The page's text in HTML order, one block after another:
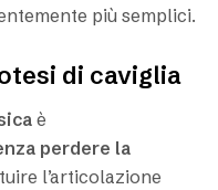
più semplici.
di caviglia
è
perdere la
l’articolazione